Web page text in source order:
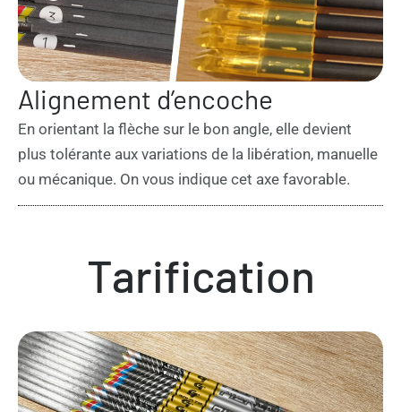
Alignement d’encoche
En orientant la flèche sur le bon angle, elle devient
plus tolérante aux variations de la libération, manuelle
ou mécanique. On vous indique cet axe favorable.
Tarification